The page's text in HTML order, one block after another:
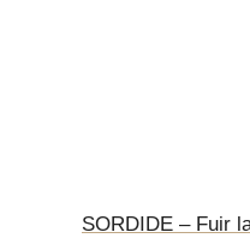
SORDIDE – Fuir